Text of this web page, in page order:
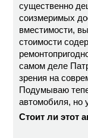
существенно
соизмеримых
вместимости,
стоимости
самом деле
зрения на
Подумываю
автомобиля,
Стоит ли этот